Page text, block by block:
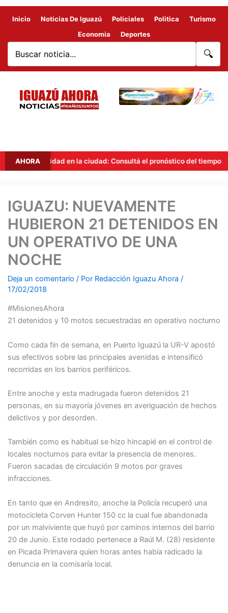
Inicio Noticias De Iguazú Policiales Politica
Turismo
Economia
Deportes
🔍
AHORAen la ciudad: Consultá el pronóstico del tiempo en Iguazú
IGUAZU: NUEVAMENTE
HUBIERON 21 DETENIDOS EN
UN OPERATIVO DE UNA
NOCHE
Deja un comentario / Por Redacción Iguazu Ahora /
17/02/2018
#MisionesAhora
21 detenidos y 10 motos secuestradas en operativo nocturno
Como cada fin de semana, en Puerto Iguazú la UR-V apostó
sus efectivos sobre las principales avenidas e intensificó
recorridas en los barrios periféricos.
Entre anoche y esta madrugada fueron detenidos 21
personas, en su mayoría jóvenes en averiguación de hechos
delictivos y por desorden.
También como es habitual se hizo hincapié en el control de
locales nocturnos para evitar la presencia de menores.
Fueron sacadas de circulación 9 motos por graves
infracciones.
En tanto que en Andresito, anoche la Policía recuperó una
motocicleta Corven Hunter 150 cc la cual fue abandonada
por un malviviente que huyó por caminos internos del barrio
20 de Junio. Este rodado pertenece a Raúl M. (28) residente
en Picada Primavera quien horas antes había radicado la
denuncia en la comisaría local.